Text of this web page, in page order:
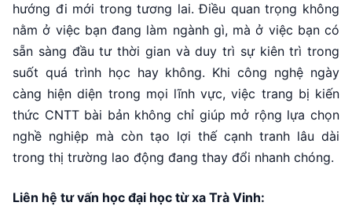
hướng đi mới trong tương lai. Điều quan trọng không
nằm ở việc bạn đang làm ngành gì, mà ở việc bạn có
sẵn sàng đầu tư thời gian và duy trì sự kiên trì trong
suốt quá trình học hay không. Khi công nghệ ngày
càng hiện diện trong mọi lĩnh vực, việc trang bị kiến
thức CNTT bài bản không chỉ giúp mở rộng lựa chọn
nghề nghiệp mà còn tạo lợi thế cạnh tranh lâu dài
trong thị trường lao động đang thay đổi nhanh chóng.
Liên hệ tư vấn học đại học từ xa Trà Vinh: